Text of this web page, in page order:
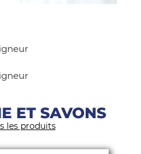
ET SAVONS
les produits